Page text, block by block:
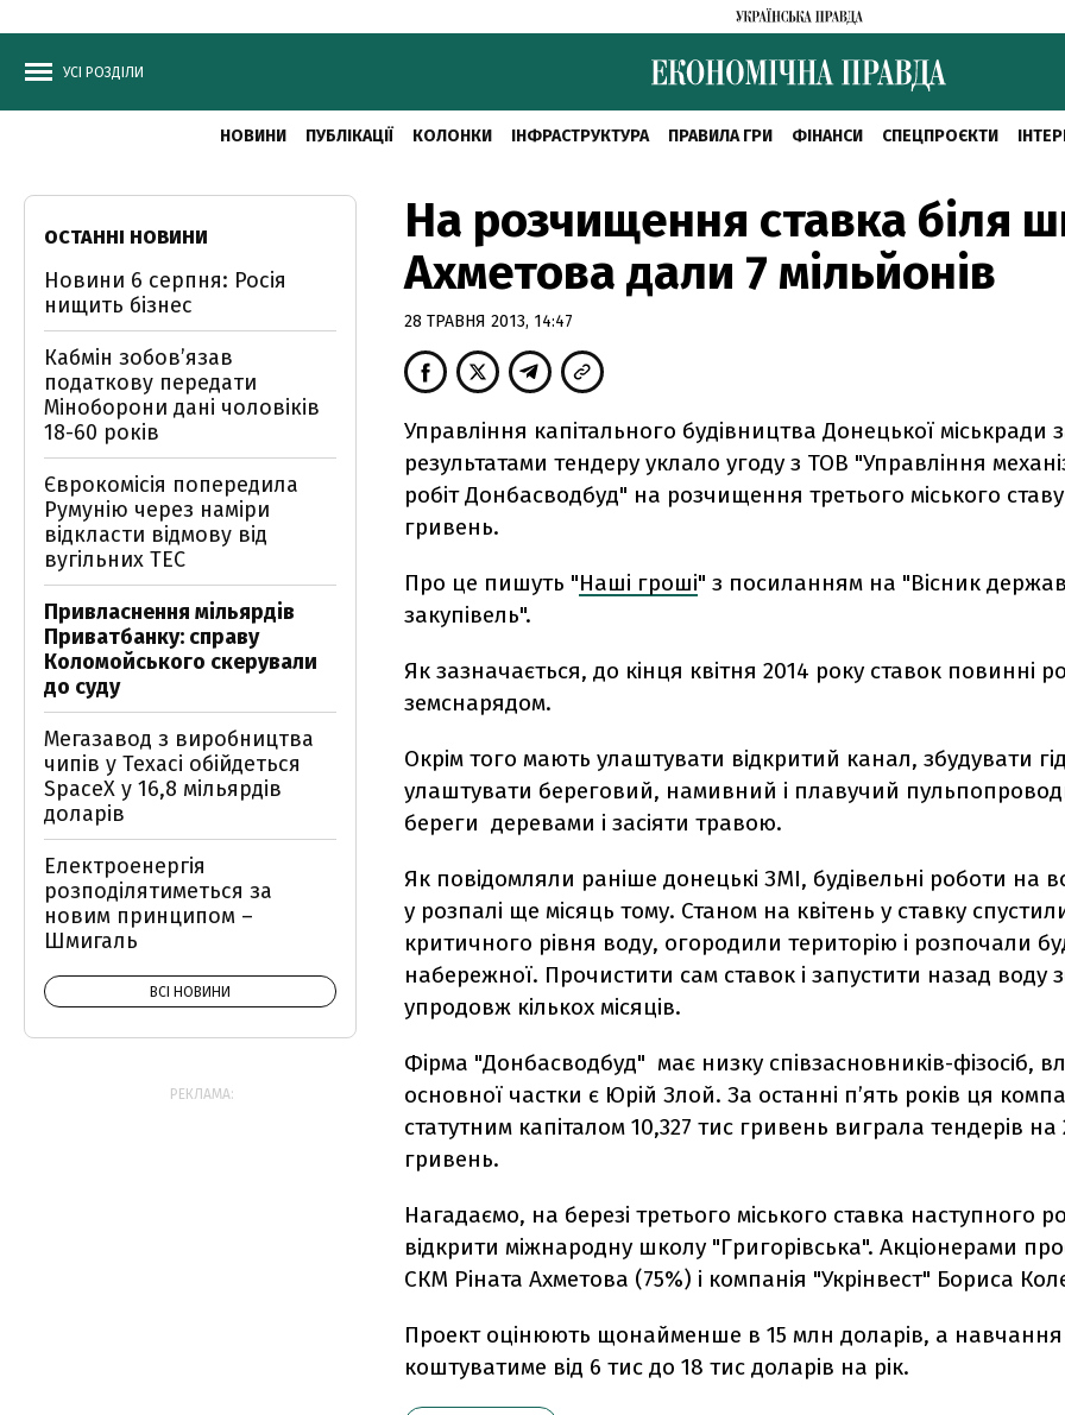
УСІ РОЗДІЛИ
НОВИНИ ПУБЛІКАЦІЇ КОЛОНКИ ІНФРАСТРУКТУРА ПРАВИЛА ГРИ ФІНАНСИ СПЕЦПРОЄКТИ
На розчищення ставка біля
Ахметова дали 7 мільйонів
28 ТРАВНЯ 2013, 14:47
Управління капітального будівництва Донецької міськради
результатами тендеру уклало угоду з ТОВ "Управління
робіт Донбасводбуд" на розчищення третього міського
гривень.
Про це пишуть "Наші гроші" з посиланням на "Вісник
закупівель".
Як зазначається, до кінця квітня 2014 року ставок повинні
земснарядом.
Окрім того мають улаштувати відкритий канал, збудувати
улаштувати береговий, намивний і плавучий
береги деревами і засіяти травою.
Як повідомляли раніше донецькі ЗМІ, будівельні роботи на
у розпалі ще місяць тому. Станом на квітень у ставку
критичного рівня воду, огородили територію і розпочали
набережної. Прочистити сам ставок і запустити назад воду
упродовж кількох місяців.
Фірма "Донбасводбуд" має низку співзасновників-фізосіб,
основної частки є Юрій Злой. За останні п’ять років ця
статутним капіталом 10,327 тис гривень виграла тендерів на
гривень.
Нагадаємо, на березі третього міського ставка наступного
відкрити міжнародну школу "Григорівська". Акціонерами
СКМ Ріната Ахметова (75%) і компанія "Укрінвест" Бориса
Проект оцінюють щонайменше в 15 млн доларів, а навчання
коштуватиме від 6 тис до 18 тис доларів на рік.
ОСТАННІ НОВИНИ
Новини 6 серпня: Росія
нищить бізнес
Кабмін зобовʼязав
податкову передати
Міноборони дані чоловіків
18-60 років
Єврокомісія попередила
Румунію через наміри
відкласти відмову від
вугільних ТЕС
Привласнення мільярдів
Приватбанку: справу
Коломойського скерували
до суду
Мегазавод з виробництва
чипів у Техасі обійдеться
SpaceX у 16,8 мільярдів
доларів
Електроенергія
розподілятиметься за
новим принципом –
Шмигаль
ВСІ НОВИНИ
РЕКЛАМА: